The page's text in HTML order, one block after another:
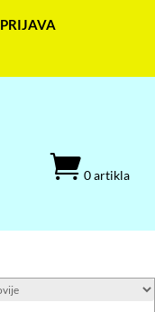
PRIJAVA
0 artikla